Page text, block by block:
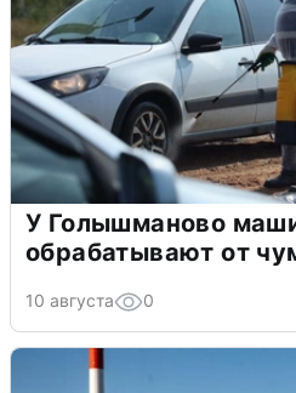
У Голышманово
обрабатывают от
10 августа 0